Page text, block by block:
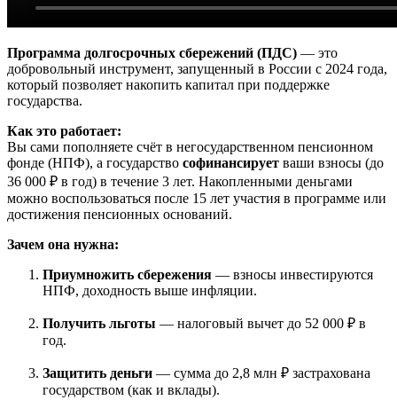
Программа долгосрочных сбережений (ПДС) — это
добровольный инструмент, запущенный в России с 2024 года,
который позволяет накопить капитал при поддержке
государства.
Как это работает:
Вы сами пополняете счёт в негосударственном пенсионном
фонде (НПФ), а государство софинансирует ваши взносы (до
36 000 ₽ в год) в течение 3 лет. Накопленными деньгами
можно воспользоваться после 15 лет участия в программе или
достижения пенсионных оснований.
Зачем она нужна:
Приумножить сбережения — взносы инвестируются
НПФ, доходность выше инфляции.
Получить льготы — налоговый вычет до 52 000 ₽ в
год.
Защитить деньги — сумма до 2,8 млн ₽ застрахована
государством (как и вклады).